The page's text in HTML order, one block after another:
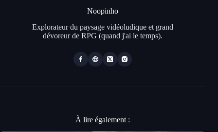
Noopinho
Explorateur du paysage vidéoludique et grand
dévoreur de RPG (quand j'ai le temps).
À lire également :